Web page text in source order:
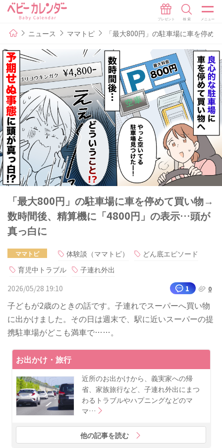
ニュース ママトピ 「最大800円」の駐車場に車を停
「最大800円」の駐車場に車を停めて買い物→
数時間後、精算機に「4800円」の表示…頭が
真っ白に
ママトピ 体験談（ママトピ）
どん底エピソード
育児中トラブル
子連れ外出
2026/05/28 19:10
1 0
子どもが2歳のときの話です。子連れでスーパーへ買い物
に出かけました。その日は週末で、駅に近いスーパーの提
携駐車場がどこも満車で……。
お出かけ・旅行
近所のお出かけから、義実家への帰
省、家族旅行など、子連れ外出にまつ
わるトラブルやハプニングなどのマ
マ…
他の記事を読む